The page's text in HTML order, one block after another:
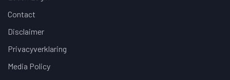
Contact
Disclaimer
Privacyverklaring
Media Policy